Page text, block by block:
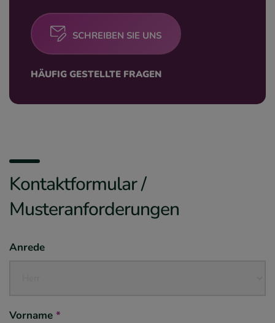
SCHREIBEN SIE UNS
HÄUFIG GESTELLTE FRAGEN
Kontaktformular /
Musteranforderungen
Anrede
Vorname *